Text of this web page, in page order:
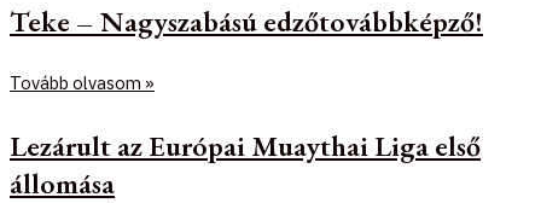
Teke – Nagyszabású edzőtovábbképző!
Tovább olvasom »
Lezárult az Európai Muaythai Liga első
állomása